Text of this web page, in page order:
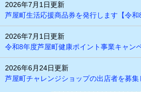
2026年7月1日更新
芦屋町生活応援商品券を発行します【令和
2026年7月1日更新
令和8年度芦屋町健康ポイント事業キャン
2026年6月24日更新
芦屋町チャレンジショップの出店者を募集